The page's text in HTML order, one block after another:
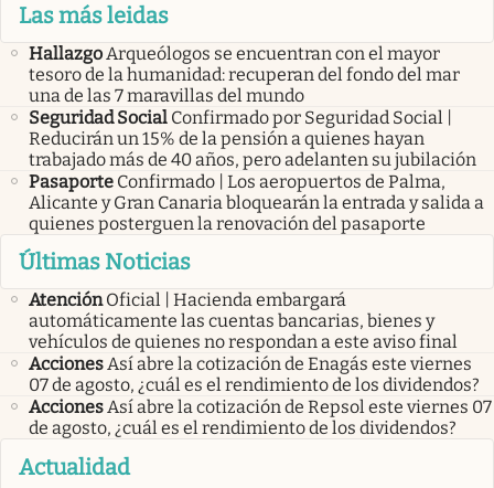
Las más leidas
HallazgoArqueólogos se encuentran con el mayor
tesoro de la humanidad: recuperan del fondo del mar
una de las 7 maravillas del mundo
Seguridad Social Confirmado por Seguridad Social |
Reducirán un 15% de la pensión a quienes hayan
trabajado más de 40 años, pero adelanten su jubilación
Pasaporte Confirmado | Los aeropuertos de Palma,
Alicante y Gran Canaria bloquearán la entrada y salida a
quienes posterguen la renovación del pasaporte
Últimas Noticias
Atención Oficial | Hacienda embargará
automáticamente las cuentas bancarias, bienes y
vehículos de quienes no respondan a este aviso final
AccionesAsí abre la cotización de Enagás este viernes
07 de agosto, ¿cuál es el rendimiento de los dividendos?
AccionesAsí abre la cotización de Repsol este viernes 07
de agosto, ¿cuál es el rendimiento de los dividendos?
Actualidad